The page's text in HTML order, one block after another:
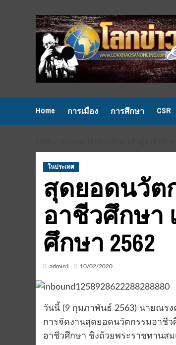
Home การเมือง การศึกษา CSR
ในประเทศ
สุดยอดนวัต
อาชีวศึกษา
ศึกษา 2562
admin1 10/02/2020
วันนี้ (9 กุมภาพันธ์ 2563) นายณร
การจัดงานสุดยอดนวัตกรรมอาชี
อาชีวศึกษา ชิงถ้วยพระราชทานส